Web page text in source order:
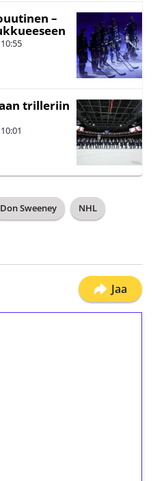
–
10:55
trilleriin
10:01
Don Sweeney NHL
Jaa